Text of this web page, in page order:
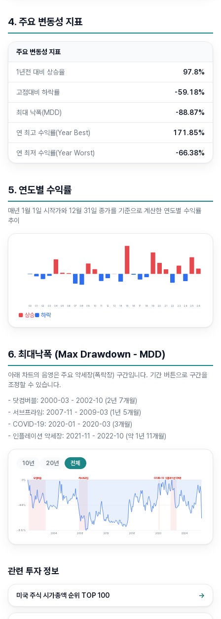
4. 주요 변동성 지표
주요 변동성 지표
1년전 대비 상승율 97.8%
고점대비 하락률 -59.18%
최대 낙폭(MDD) -88.87%
연 최고 수익률(Year Best) 171.85%
연 최저 수익률(Year Worst) -66.38%
5. 연도별 수익률
매년 1월 1일 시작가와 12월 31일 종가를 기준으로 계산한 연도별 수익률
추이
00 01 02 03 04 05 06 07 08 09 10 11 12 13 14 15 16 17 18 19 20 21 22 23 24 25 26
■ 상승■ 하락
6. 최대낙폭 (Max Drawdown - MDD)
아래 차트의 음영은 주요 약세장(폭락장) 구간입니다. 기간 버튼으로 구간을
조정할 수 있습니다.
- 닷컴버블: 2000-03 - 2002-10 (2년 7개월)
- 서브프라임: 2007-11 - 2009-03 (1년 5개월)
- COVID-19: 2020-01 - 2020-03 (3개월)
- 인플레이션 약세장: 2021-11 - 2022-10 (약 1년 11개월)
10년 20년 전체
닷컴버블 서브프라임 COVID-19 인플레이션 약세장
0%
-44%
-89%
2004 2008 2012 2016 2020 2024
관련 투자 정보
미국 주식 시가총액 순위 TOP 100 →